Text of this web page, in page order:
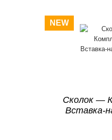
NEW
Сколок —
Вставка-